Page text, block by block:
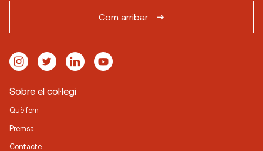
Com arribar
Sobre el col·legi
Què fem
Premsa
Contacte